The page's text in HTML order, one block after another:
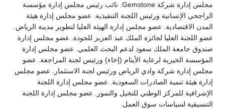
مجلس إدارة شركة Gemstone. نائب رئيس مجلس إدارة مؤسسة
الراجحي الإنسانية ورئيس اللجنة التنفيذية. عضو مجلس إدارة هيئة
المدن الاقتصادية. عضو مجلس إدارة الهيئة العليا لتطوير مدينة الرياض.
عضو اللجنة العليا لجائزة الملك عبد العزيز للجودة. عضو مجلس إدارة
صندوق جامعة الملك سعود لدعم البحث العلمي. عضو مجلس إدارة
المؤسسة الخيرية لرعاية الأيتام (إخاء) ورئيس لجنة المراجعة. عضو
مجلس إدارة شركة وادي الرياض ورئيس لجنة الاستثمار. عضو مجلس
إدارة هيئة تنمية الصادرات السعودية. عضو مجلس إدارة اللجنة
الإشرافية للمركز الوطني للنخيل والتمور. عضو مجلس إدارة اللجنة
التنسيقية لسياسات سوق العمل.